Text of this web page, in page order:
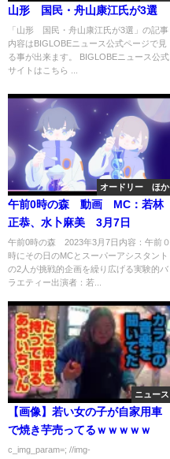
山形 国民・舟山康江氏が3選
「山形 国民・舟山康江氏が3選」の記事
内容はBIGLOBEニュース公式ページで見
る事が出来ます。 BIGLOBEニュース公式
サイトはこちら ...
オードリー ほか
午前0時の森 動画 MC：若林
正恭、水卜麻美 3月7日
午前0時の森 2023年3月7日内容：午前０
時にその日のMCとスーパーアシスタント
の2人が挑戦的企画を繰り広げる実験的バ
ラエティー出演者：若...
ニュース
【画像】若い女の子が自家用車
で焼き芋売ってるｗｗｗｗｗ
c_img_param=; //img-